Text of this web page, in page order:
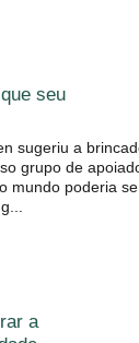
seu
sugeriu a
grupo de
mundo poderia
a